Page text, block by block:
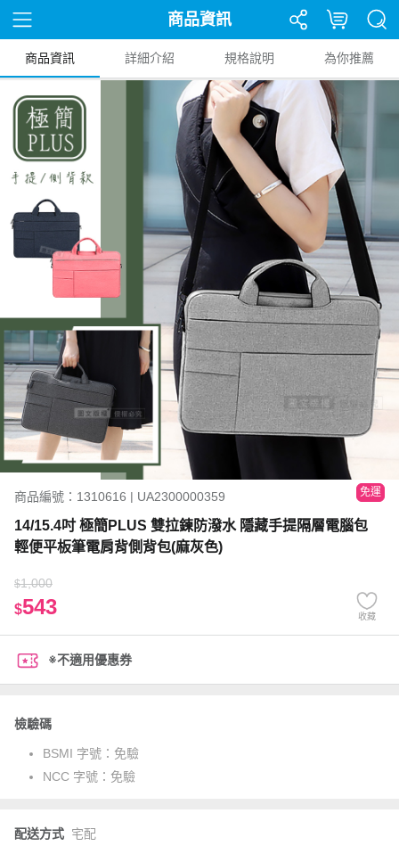
商品資訊
商品資訊 詳細介紹 規格說明 為你推薦
商品編號：1310616 | UA2300000359 免運
14/15.4吋 極簡PLUS 雙拉鍊防潑水 隱藏手提隔層電腦包
輕便平板筆電肩背側背包(麻灰色)
$1,000
$543 收藏
※不適用優惠券
檢驗碼
BSMI 字號： 免驗
NCC 字號： 免驗
配送方式 宅配